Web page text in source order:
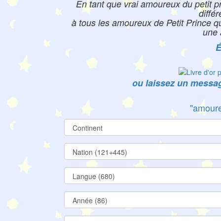
En tant que vrai amoureux du petit
à tous les amoureux de Petit Prince
une
ou laissez un